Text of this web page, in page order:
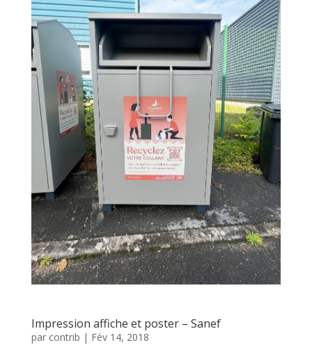
Impression affiche et poster – Sanef
par contrib | Fév 14, 2018